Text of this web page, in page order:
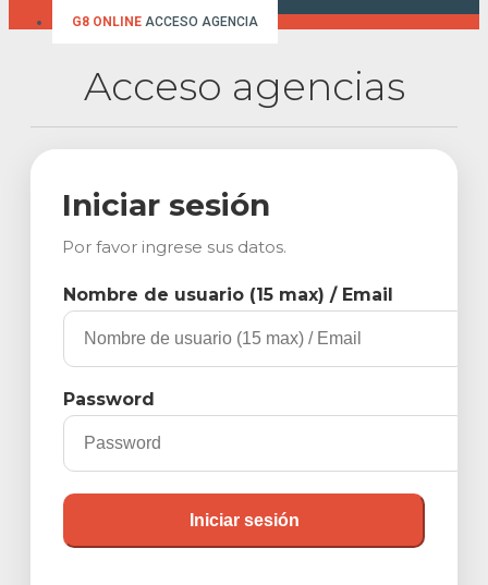
G8 ONLINE ACCESO AGENCIA
Acceso agencias
Iniciar sesión
Por favor ingrese sus datos.
Nombre de usuario (15 max) / Email
Password
Iniciar sesión